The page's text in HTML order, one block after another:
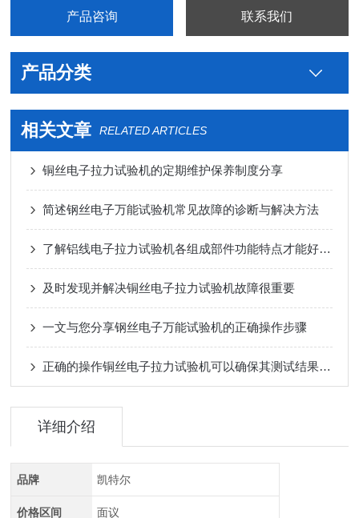
产品咨询 联系我们
产品分类
相关文章 RELATED ARTICLES
铜丝电子拉力试验机的定期维护保养制度分享
简述钢丝电子万能试验机常见故障的诊断与解决方法
了解铝线电子拉力试验机各组成部件功能特点才能好的使用它
及时发现并解决铜丝电子拉力试验机故障很重要
一文与您分享钢丝电子万能试验机的正确操作步骤
正确的操作铜丝电子拉力试验机可以确保其测试结果的准确性
详细介绍
品牌 凯特尔
价格区间 面议